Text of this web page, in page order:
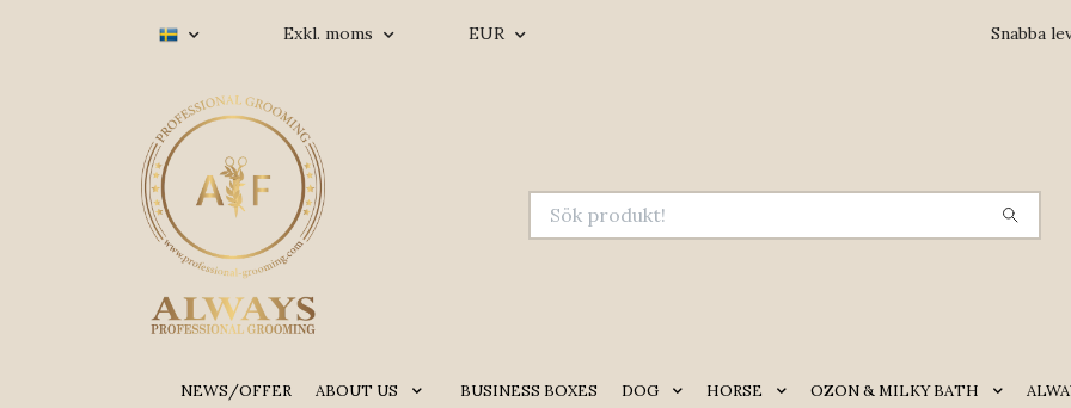
Exkl. moms EUR Snabba
NEWS/OFFER ABOUT US BUSINESS BOXES DOG HORSE OZON & MILKY BATH